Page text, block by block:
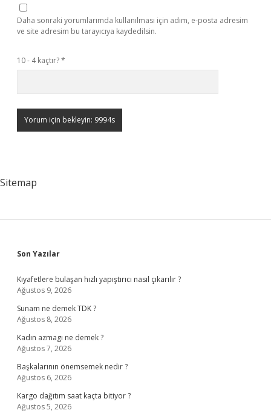
Daha sonraki yorumlarımda kullanılması için adım, e-posta adresim
ve site adresim bu tarayıcıya kaydedilsin.
10 - 4 kaçtır?*
Sitemap
Sidebar
Son Yazılar
Kıyafetlere bulaşan hızlı yapıştırıcı nasıl çıkarılır ?
Ağustos 9, 2026
Sunam ne demek TDK ?
Ağustos 8, 2026
Kadın azmagı ne demek ?
Ağustos 7, 2026
Başkalarının önemsemek nedir ?
Ağustos 6, 2026
Kargo dağıtım saat kaçta bitiyor ?
Ağustos 5, 2026